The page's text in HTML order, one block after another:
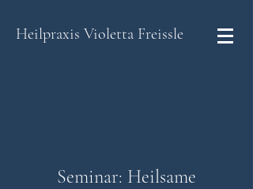
Heilpraxis Violetta Freissle
Seminar: Heilsame